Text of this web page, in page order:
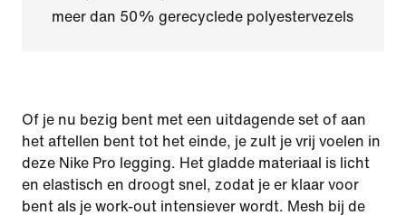
meer dan 50% gerecyclede polyestervezels
Of je nu bezig bent met een uitdagende set of aan
het aftellen bent tot het einde, je zult je vrij voelen in
deze Nike Pro legging. Het gladde materiaal is licht
en elastisch en droogt snel, zodat je er klaar voor
bent als je work-out intensiever wordt. Mesh bij de